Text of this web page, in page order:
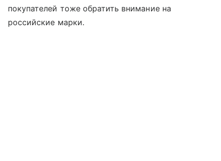
покупателей тоже обратить внимание на
российские марки.